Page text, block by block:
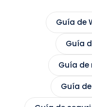
Guía de
Guía
Guía de
Guía